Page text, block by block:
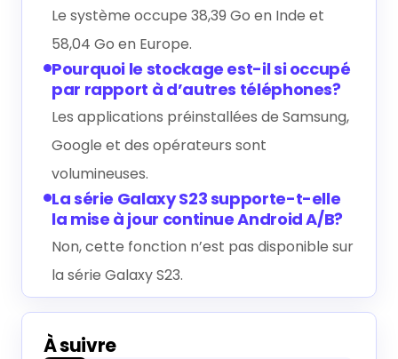
Le système occupe 38,39 Go en Inde et
58,04 Go en Europe.
Pourquoi le stockage est-il si occupé
par rapport à d’autres téléphones?
Les applications préinstallées de Samsung,
Google et des opérateurs sont
volumineuses.
La série Galaxy S23 supporte-t-elle
la mise à jour continue Android A/B?
Non, cette fonction n’est pas disponible sur
la série Galaxy S23.
À suivre